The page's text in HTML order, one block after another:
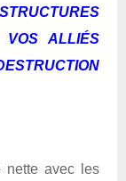
VOS ALLIÉS
nette avec les